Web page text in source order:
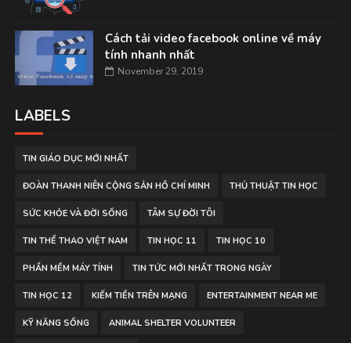
Cách tải video facebook online về máy
tính nhanh nhất
November 29, 2019
LABELS
TIN GIÁO DỤC MỚI NHẤT
ĐOÀN THANH NIÊN CỘNG SẢN HỒ CHÍ MINH THỦ THUẬT TIN HỌC
SỨC KHỎE VÀ ĐỜI SỐNG TÂM SỰ ĐỜI TÔI
TIN THỂ THAO VIỆT NAM TIN HỌC 11 TIN HỌC 10
PHẦN MỀM MÁY TÍNH TIN TỨC MỚI NHẤT TRONG NGÀY
TIN HỌC 12 KIẾM TIỀN TRÊN MẠNG ENTERTAINMENT NEAR ME
KỸ NĂNG SỐNG ANIMAL SHELTER VOLUNTEER